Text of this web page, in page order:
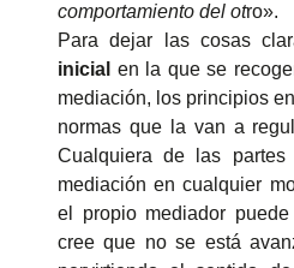
comportamiento del otro».
Para dejar las cosas
inicial en la que se
mediación, los principios
normas que la van a
Cualquiera de las partes
mediación en cualquier
el propio mediador
cree que no se está